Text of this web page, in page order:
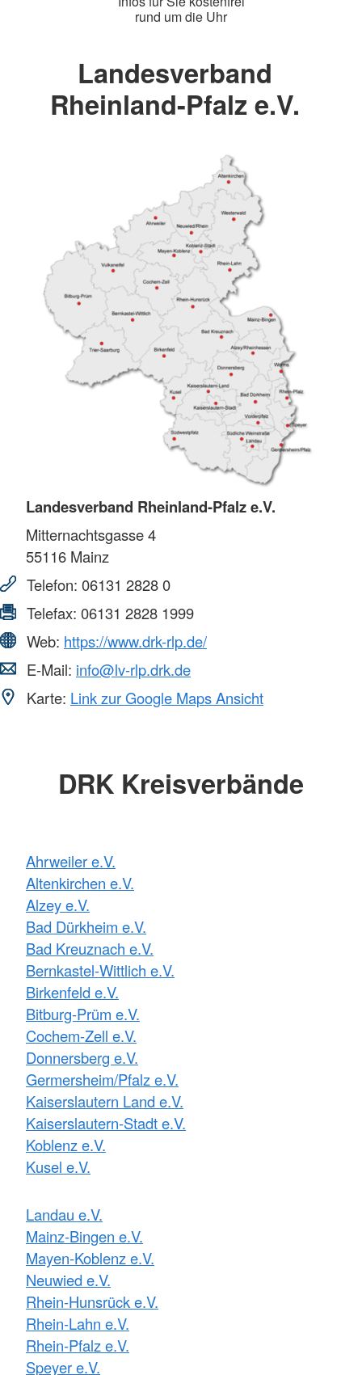
rund um die Uhr
Landesverband
Rheinland-Pfalz e.V.
Landesverband Rheinland-Pfalz e.V.
Mitternachtsgasse 4
55116 Mainz
Telefon: 06131 2828 0
Telefax: 06131 2828 1999
Web: https://www.drk-rlp.de/
E-Mail: info@lv-rlp.drk.de
Karte: Link zur Google Maps Ansicht
DRK Kreisverbände
Ahrweiler e.V.
Altenkirchen e.V.
Alzey e.V.
Bad Dürkheim e.V.
Bad Kreuznach e.V.
Bernkastel-Wittlich e.V.
Birkenfeld e.V.
Bitburg-Prüm e.V.
Cochem-Zell e.V.
Donnersberg e.V.
Germersheim/Pfalz e.V.
Kaiserslautern Land e.V.
Kaiserslautern-Stadt e.V.
Koblenz e.V.
Kusel e.V.
Landau e.V.
Mainz-Bingen e.V.
Mayen-Koblenz e.V.
Neuwied e.V.
Rhein-Hunsrück e.V.
Rhein-Lahn e.V.
Rhein-Pfalz e.V.
Speyer e.V.